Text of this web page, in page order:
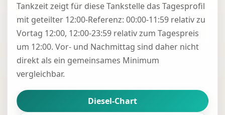
Tankzeit zeigt für diese Tankstelle das Tagesprofil
mit geteilter 12:00-Referenz: 00:00-11:59 relativ zu
Vortag 12:00, 12:00-23:59 relativ zum Tagespreis
um 12:00. Vor- und Nachmittag sind daher nicht
direkt als ein gemeinsames Minimum
vergleichbar.
Diesel-Chart